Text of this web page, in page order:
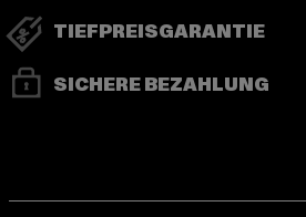
TIEFPREISGARANTIE
SICHERE BEZAHLUNG